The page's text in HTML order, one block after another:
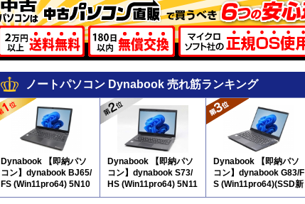
ノートパソコン Dynabook 売れ筋ランキング
Dynabook 【即納パソ
コン】dynabook BJ65/
FS (Win11pro64) 5N10
※テンキー付
Dynabook 【即納パソ
コン】dynabook S73/
HS (Win11pro64) 5N11
Dynabook 【即納パソ
コン】dynabook G83/F
S (Win11pro64)(SSD新
品) 5N10